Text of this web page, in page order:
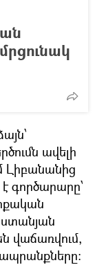
ավելի
Լիբանանից
գործարարը՝
վաճառվում,
ապրանքները: